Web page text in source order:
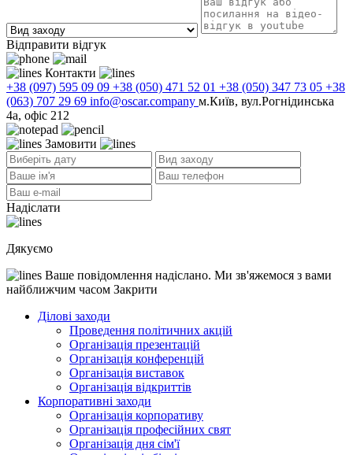
Відправити відгук
Контакти
+38 (097) 595 09 09 +38 (050) 471 52 01 +38 (050) 347 73 05 +38
(063) 707 29 69 info@oscar.company м.Київ, вул.Рогнідинська
4а, офіс 212
Замовити
Надіслати
Дякуємо
Ваше повідомлення надіслано. Ми зв'яжемося з вами
найближчим часом Закрити
Ділові заходи
Проведення політичних акцій
Oрганізація презентацій
Організація конференцій
Організація виставок
Організація відкриттів
Корпоративні заходи
Організація корпоративу
Організація професійних свят
Організація дня сім'ї